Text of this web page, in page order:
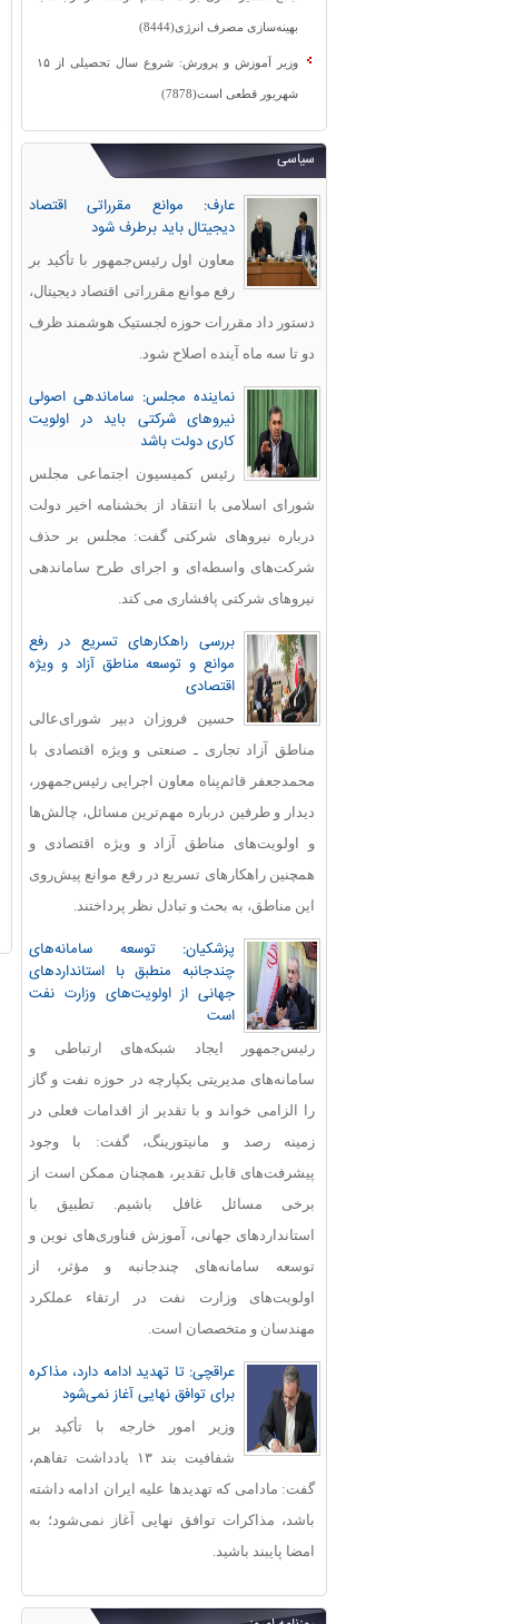
بهینه‌سازی مصرف انرژی(8444)
وزیر آموزش و پرورش: شروع سال تحصیلی از ۱۵
شهریور قطعی است(7878)
سیاسی
عارف: موانع مقرراتی اقتصاد
دیجیتال باید برطرف شود
معاون اول رئیس‌جمهور با تأکید بر
رفع موانع مقرراتی اقتصاد دیجیتال،
دستور داد مقررات حوزه لجستیک هوشمند ظرف
دو تا سه ماه آینده اصلاح شود.
نماینده مجلس: ساماندهی اصولی
نیروهای شرکتی باید در اولویت
کاری دولت باشد
رئیس کمیسیون اجتماعی مجلس
شورای اسلامی با انتقاد از بخشنامه اخیر دولت
درباره نیروهای شرکتی گفت: مجلس بر حذف
شرکت‌های واسطه‌ای و اجرای طرح ساماندهی
نیروهای شرکتی پافشاری می کند.
بررسی راهکارهای تسریع در رفع
موانع و توسعه مناطق آزاد و ویژه
اقتصادی
حسین فروزان دبیر شورای‌عالی
مناطق آزاد تجاری ـ صنعتی و ویژه اقتصادی با
محمدجعفر قائم‌پناه معاون اجرایی رئیس‌جمهور،
دیدار و طرفین درباره مهم‌ترین مسائل، چالش‌ها
و اولویت‌های مناطق آزاد و ویژه اقتصادی و
همچنین راهکارهای تسریع در رفع موانع پیش‌روی
این مناطق، به بحث و تبادل نظر پرداختند.
پزشکیان: توسعه سامانه‌های
چندجانبه منطبق با استانداردهای
جهانی از اولویت‌های وزارت نفت
است
رئیس‌جمهور ایجاد شبکه‌های ارتباطی و
سامانه‌های مدیریتی یکپارچه در حوزه نفت و گاز
را الزامی خواند و با تقدیر از اقدامات فعلی در
زمینه رصد و مانیتورینگ، گفت: با وجود
پیشرفت‌های قابل‌ تقدیر، همچنان ممکن است از
برخی مسائل غافل باشیم. تطبیق با
استانداردهای جهانی، آموزش فناوری‌های نوین و
توسعه سامانه‌های چندجانبه و مؤثر، از
اولویت‌های وزارت نفت در ارتقاء عملکرد
مهندسان و متخصصان است.
عراقچی: تا تهدید ادامه دارد، مذاکره
برای توافق نهایی آغاز نمی‌شود
وزیر امور خارجه با تأکید بر
شفافیت بند ۱۳ یادداشت تفاهم،
گفت: مادامی که تهدیدها علیه ایران ادامه داشته
باشد، مذاکرات توافق نهایی آغاز نمی‌شود؛ به
امضا پایبند باشید.